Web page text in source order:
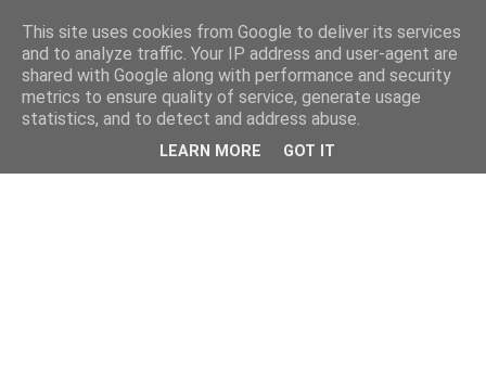
This site uses cookies from Google to deliver its services
and to analyze traffic. Your IP address and user-agent are
shared with Google along with performance and security
metrics to ensure quality of service, generate usage
statistics, and to detect and address abuse.
LEARN MORE GOT IT